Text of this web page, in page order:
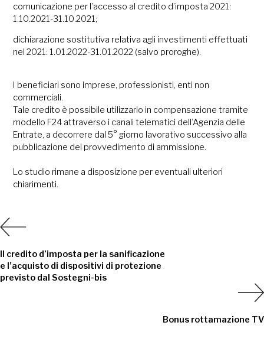
comunicazione per l’accesso al credito d’imposta 2021:
1.10.2021-31.10.2021;
dichiarazione sostitutiva relativa agli investimenti effettuati
nel 2021: 1.01.2022-31.01.2022 (salvo proroghe).
I beneficiari sono imprese, professionisti, enti non
commerciali.
Tale credito è possibile utilizzarlo in compensazione tramite
modello F24 attraverso i canali telematici dell’Agenzia delle
Entrate, a decorrere dal 5° giorno lavorativo successivo alla
pubblicazione del provvedimento di ammissione.
Lo studio rimane a disposizione per eventuali ulteriori
chiarimenti.
Il credito d’imposta per la sanificazione
e l’acquisto di dispositivi di protezione
previsto dal Sostegni-bis
Bonus rottamazione TV